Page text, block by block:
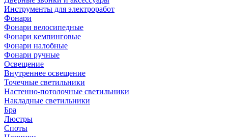
Инструменты для электроработ
Фонари
Фонари велосипедные
Фонари кемпинговые
Фонари налобные
Фонари ручные
Освещение
Внутреннее освещение
Точечные светильники
Настенно-потолочные светильники
Накладные светильники
Бра
Люстры
Споты